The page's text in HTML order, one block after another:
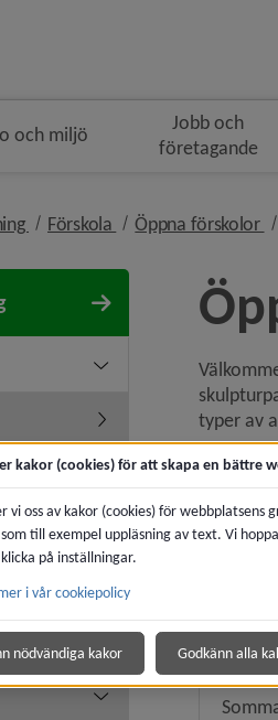
och miljö
Jobb och
företagande
nivå i brödsmulenavigeringen
Förskola nivå i
Öppna förskolor
Undermeny för Förskola
Undermeny för Avgifter och
säg
Undermeny för Förskolor
Undermeny för Öppna
typer av
Vi
kakor (cookies) för att skapa en bättre
vi oss av kakor (cookies) för
till exempel uppläsning av text. Vi
på inställningar.
i vår cookiepolicy
nödvändiga kakor Godkänn alla